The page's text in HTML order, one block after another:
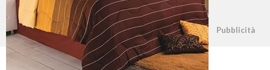
©2026 - casapratica.net - p.iva 03338800984 Pubblicità